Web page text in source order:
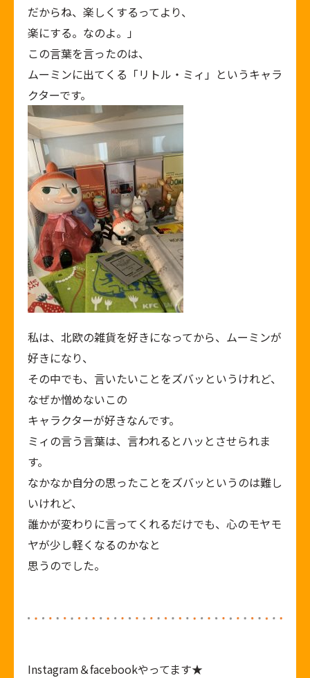
だからね、楽しくするってより、
楽にする。なのよ。」
この言葉を言ったのは、
ムーミンに出てくる「リトル・ミィ」というキャラ
クターです。
私は、北欧の雑貨を好きになってから、ムーミンが
好きになり、
その中でも、言いたいことをズバッというけれど、
なぜか憎めないこの
キャラクターが好きなんです。
ミィの言う言葉は、言われるとハッとさせられま
す。
なかなか自分の思ったことをズバッというのは難し
いけれど、
誰かが変わりに言ってくれるだけでも、心のモヤモ
ヤが少し軽くなるのかなと
思うのでした。
Instagram＆facebookやってます★